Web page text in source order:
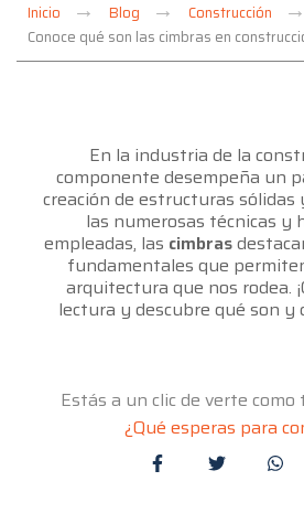
Inicio Blog
Construcción
Conoce qué son las cimbras en
En la industria de la
componente desempeña un
creación de estructuras sólidas
las numerosas técnicas y
empleadas, las cimbras
fundamentales que
arquitectura que nos rodea.
lectura y descubre qué son y
Estás a un clic de verte
¿Qué esperas para